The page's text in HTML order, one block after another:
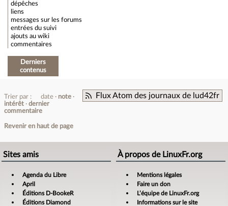
dépêches
liens
messages sur les forums
entrées du suivi
ajouts au wiki
commentaires
Derniers
contenus
Flux Atom des journaux de lud42fr
Trier par : date
note
intérêt
dernier
commentaire
Revenir en haut de page
Sites amis
Agenda du Libre
April
Éditions D-BookeR
Éditions Diamond
À propos de LinuxFr.org
Mentions légales
Faire un don
L’équipe de LinuxFr.org
Informations sur le site